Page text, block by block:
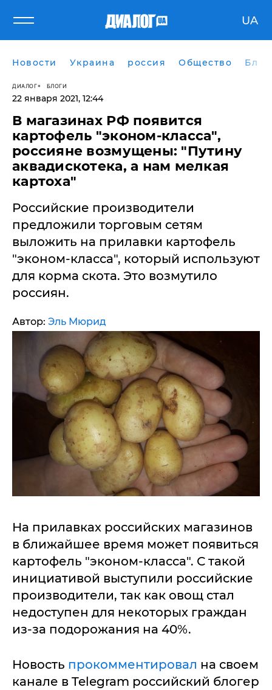
UA
Новости Украина россия Общество
ДИАЛОГ БЛОГИ
22 января 2021, 12:44
В магазинах РФ появится
картофель "эконом-класса",
россияне возмущены: "Путину
аквадискотека, а нам мелкая
картоха"
​Российские производители
предложили торговым сетям
выложить на прилавки картофель
"эконом-класса", который используют
для корма скота. Это возмутило
россиян.
Автор: Эль Мюрид
На прилавках российских магазинов
в ближайшее время может появиться
картофель "эконом-класса". С такой
инициативой выступили российские
производители, так как овощ стал
недоступен для некоторых граждан
из-за подорожания на 40%.
Новость прокомментировал на своем
канале в Telegram российский блогер